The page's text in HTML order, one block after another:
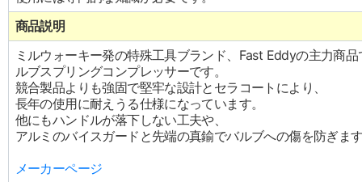
商品説明
ミルウォーキー発の特殊工具ブランド、Fast Eddyの主力商
ルブスプリングコンプレッサーです。
競合製品よりも強固で堅牢な設計とセラコートにより、
長年の使用に耐えうる仕様になっています。
他にもハンドルが落下しない工夫や、
アルミのバイスガードと先端の真鍮でバルブへの傷を防ぎま
メーカーページ